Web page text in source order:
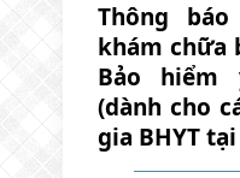
Thông
khám chữa
Bảo hiểm
(dành cho
gia BHYT